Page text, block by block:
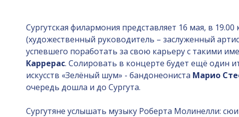
Сургутская филармония представляет 16 мая, в
(художественный руководитель – заслуженный
успевшего поработать за свою карьеру с такими
Каррерас. Солировать в концерте будет ещё один
искусств «Зелёный шум» - бандонеониста Марио
очередь дошла и до Сургута.
Сургутяне услышать музыку Роберта Молинелли: